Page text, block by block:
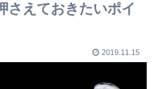
さえておきたいポイ
2019.11.15